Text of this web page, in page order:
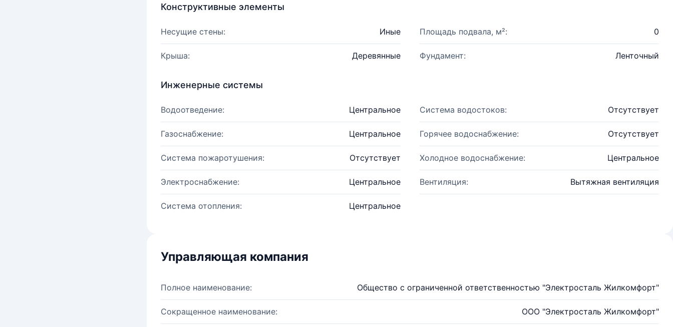
Конструктивные элементы
Несущие стены: Иные Площадь подвала, м²: 0
Крыша: Деревянные Фундамент: Ленточный
Инженерные системы
Водоотведение: Центральное Система водостоков: Отсутствует
Газоснабжение: Центральное Горячее водоснабжение: Отсутствует
Система пожаротушения: Отсутствует Холодное водоснабжение: Центральное
Электроснабжение: Центральное Вентиляция: Вытяжная вентиляция
Система отопления: Центральное
Управляющая компания
Полное наименование: Общество с ограниченной ответственностью "Электросталь Жилкомфорт"
Сокращенное наименование: ООО "Электросталь Жилкомфорт"